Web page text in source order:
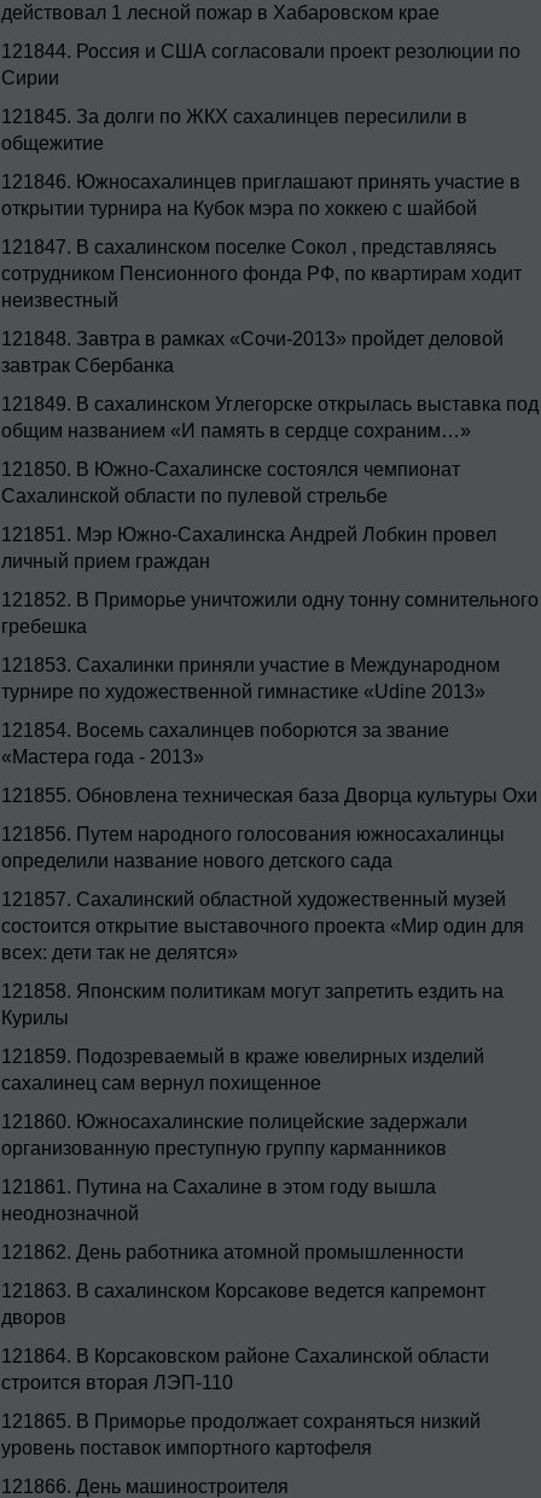
действовал 1 лесной пожар в Хабаровском крае
121844. Россия и США согласовали проект резолюции по
Сирии
121845. За долги по ЖКХ сахалинцев пересилили в
общежитие
121846. Южносахалинцев приглашают принять участие в
открытии турнира на Кубок мэра по хоккею с шайбой
121847. В сахалинском поселке Сокол , представляясь
сотрудником Пенсионного фонда РФ, по квартирам ходит
неизвестный
121848. Завтра в рамках «Сочи-2013» пройдет деловой
завтрак Сбербанка
121849. В сахалинском Углегорске открылась выставка под
общим названием «И память в сердце сохраним…»
121850. В Южно-Сахалинске состоялся чемпионат
Сахалинской области по пулевой стрельбе
121851. Мэр Южно-Сахалинска Андрей Лобкин провел
личный прием граждан
121852. В Приморье уничтожили одну тонну сомнительного
гребешка
121853. Сахалинки приняли участие в Международном
турнире по художественной гимнастике «Udine 2013»
121854. Восемь сахалинцев поборются за звание
«Мастера года - 2013»
121855. Обновлена техническая база Дворца культуры Охи
121856. Путем народного голосования южносахалинцы
определили название нового детского сада
121857. Сахалинский областной художественный музей
состоится открытие выставочного проекта «Мир один для
всех: дети так не делятся»
121858. Японским политикам могут запретить ездить на
Курилы
121859. Подозреваемый в краже ювелирных изделий
сахалинец сам вернул похищенное
121860. Южносахалинские полицейские задержали
организованную преступную группу карманников
121861. Путина на Сахалине в этом году вышла
неоднозначной
121862. День работника атомной промышленности
121863. В сахалинском Корсакове ведется капремонт
дворов
121864. В Корсаковском районе Сахалинской области
строится вторая ЛЭП-110
121865. В Приморье продолжает сохраняться низкий
уровень поставок импортного картофеля
121866. День машиностроителя